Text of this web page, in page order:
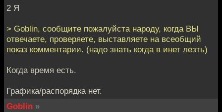
2 Я
> Goblin, сообщите пожалуйста народу, когда ВЫ
отвечаете, проверяете, выставляете на всеобщий
показ комментарии. (надо знать когда в инет лезть)
Когда время есть.
Графика/распорядка нет.
Goblin »